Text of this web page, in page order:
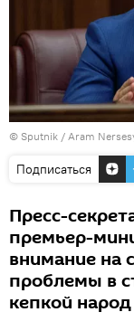
© Sputnik / Aram
Подписаться
Пресс-
премьер-
внимание на
проблемы в
кепкой